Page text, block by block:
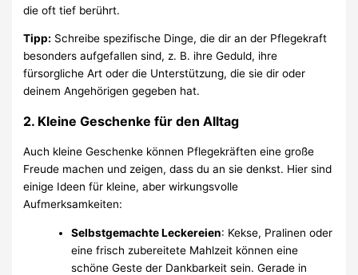
die oft tief berührt.
Tipp: Schreibe spezifische Dinge, die dir an der Pflegekraft
besonders aufgefallen sind, z. B. ihre Geduld, ihre
fürsorgliche Art oder die Unterstützung, die sie dir oder
deinem Angehörigen gegeben hat.
2. Kleine Geschenke für den Alltag
Auch kleine Geschenke können Pflegekräften eine große
Freude machen und zeigen, dass du an sie denkst. Hier sind
einige Ideen für kleine, aber wirkungsvolle
Aufmerksamkeiten:
Selbstgemachte Leckereien: Kekse, Pralinen oder
eine frisch zubereitete Mahlzeit können eine
schöne Geste der Dankbarkeit sein. Gerade in